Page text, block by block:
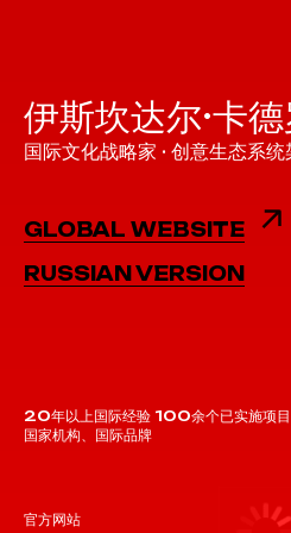
伊斯坎达尔·卡
国际文化战略家 · 创意生态系
GLOBAL WEBSITE
RUSSIAN VERSION
20年以上国际经验 100余个已实施项目
国家机构、国际品牌
官方网站